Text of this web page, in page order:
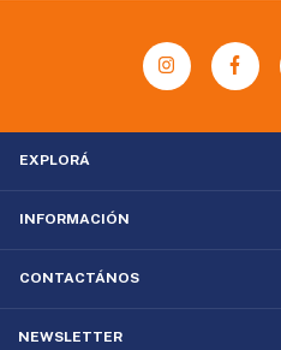
EXPLORÁ
INFORMACIÓN
CONTACTÁNOS
NEWSLETTER